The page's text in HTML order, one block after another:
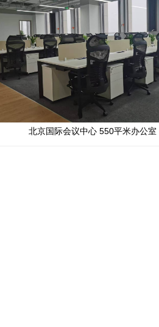
北京国际会议中心 550平米办公室